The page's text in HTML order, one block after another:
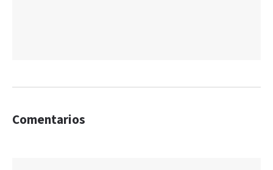
Comentarios